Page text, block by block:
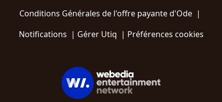
Conditions Générales de l'offre payante d'Ode |
Notifications | Gérer Utiq | Préférences cookies